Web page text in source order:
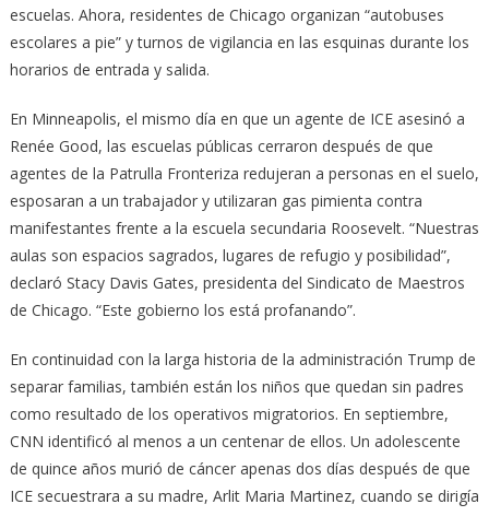
escuelas. Ahora, residentes de Chicago organizan “autobuses
escolares a pie” y turnos de vigilancia en las esquinas durante los
horarios de entrada y salida.
En Minneapolis, el mismo día en que un agente de ICE asesinó a
Renée Good, las escuelas públicas cerraron después de que
agentes de la Patrulla Fronteriza redujeran a personas en el suelo,
esposaran a un trabajador y utilizaran gas pimienta contra
manifestantes frente a la escuela secundaria Roosevelt. “Nuestras
aulas son espacios sagrados, lugares de refugio y posibilidad”,
declaró Stacy Davis Gates, presidenta del Sindicato de Maestros
de Chicago. “Este gobierno los está profanando”.
En continuidad con la larga historia de la administración Trump de
separar familias, también están los niños que quedan sin padres
como resultado de los operativos migratorios. En septiembre,
CNN identificó al menos a un centenar de ellos. Un adolescente
de quince años murió de cáncer apenas dos días después de que
ICE secuestrara a su madre, Arlit Maria Martinez, cuando se dirigía